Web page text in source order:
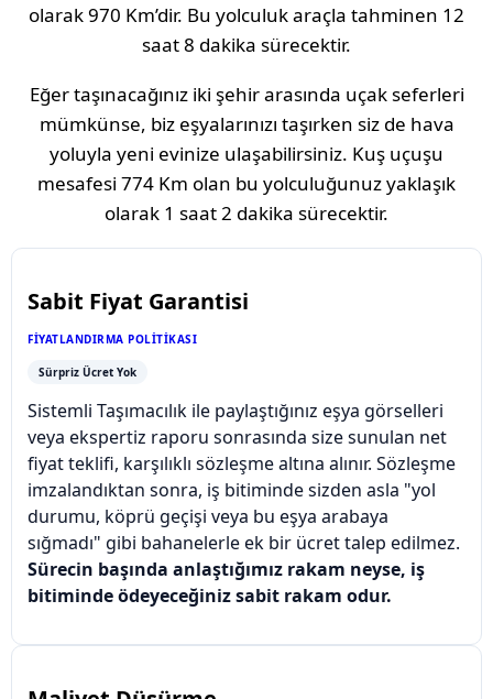
olarak970 Km’dir. Bu yolculuk araçla tahminen 12
saat 8 dakika sürecektir.
Eğer taşınacağınız iki şehir arasında uçak seferleri
mümkünse, biz eşyalarınızı taşırken siz de hava
yoluyla yeni evinize ulaşabilirsiniz. Kuş uçuşu
mesafesi 774 Km olan bu yolculuğunuz yaklaşık
olarak 1 saat 2 dakika sürecektir.
Sabit Fiyat Garantisi
FIYATLANDIRMA POLITIKASI
Sürpriz Ücret Yok
Sistemli Taşımacılık ile paylaştığınız eşya görselleri
veya ekspertiz raporu sonrasında size sunulan net
fiyat teklifi, karşılıklı sözleşme altına alınır. Sözleşme
imzalandıktan sonra, iş bitiminde sizden asla "yol
durumu, köprü geçişi veya bu eşya arabaya
sığmadı" gibi bahanelerle ek bir ücret talep edilmez.
Sürecin başında anlaştığımız rakam neyse, iş
bitiminde ödeyeceğiniz sabit rakam odur.